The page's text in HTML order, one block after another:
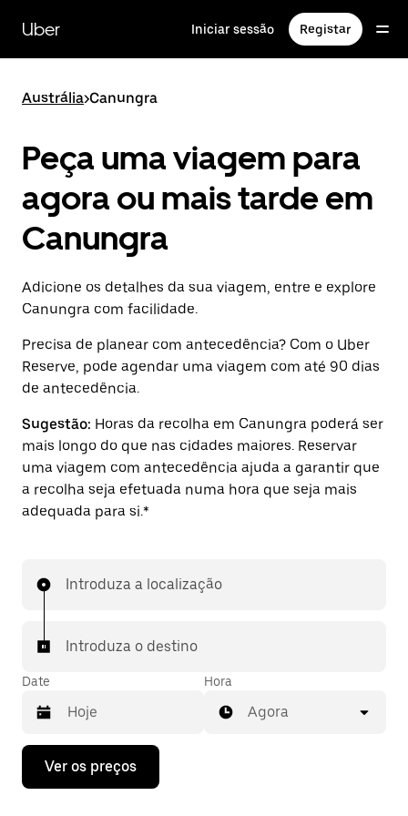
para
conteúdo
Uber Iniciar sessão Registar
Austrália>Canungra
Peça uma viagem para
agora ou mais tarde em
Canungra
Adicione os detalhes da sua viagem, entre e explore
Canungra com facilidade.
Precisa de planear com antecedência? Com o Uber
Reserve, pode agendar uma viagem com até 90 dias
de antecedência.
Sugestão: Horas da recolha em Canungra poderá ser
mais longo do que nas cidades maiores. Reservar
uma viagem com antecedência ajuda a garantir que
a recolha seja efetuada numa hora que seja mais
adequada para si.*
Introduza a localização
Introduza o destino
Date
Prima
tecla
Hora
Agora
Ver os preços